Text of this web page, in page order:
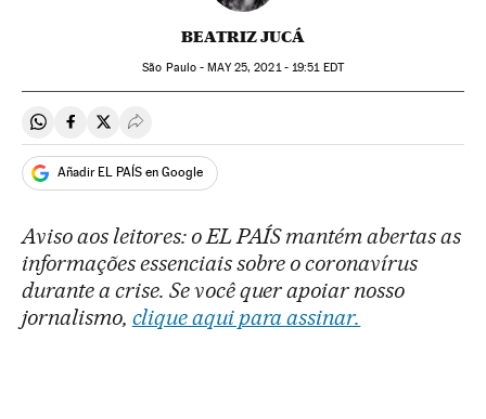
BEATRIZ JUCÁ
São Paulo -MAY25, 2021 - 19:51EDT
Compartir en Whatsapp
Compartir en Facebook
Compartir en Twitter
Desplegar Redes Sociales
Añadir EL PAÍS en Google
Aviso aos leitores: o EL PAÍS mantém abertas as
informações essenciais sobre o coronavírus
durante a crise. Se você quer apoiar nosso
jornalismo, clique aqui para assinar.